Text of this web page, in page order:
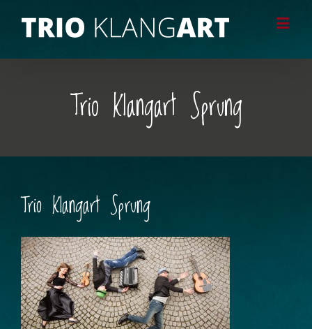
Trio Klangart Sprung
Trio Klangart Sprung